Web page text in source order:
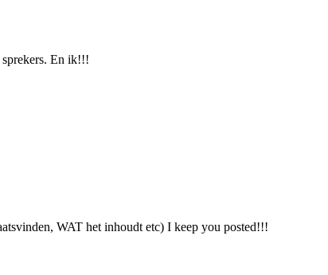
En ik!!!
WAT het inhoudt etc) I keep you posted!!!